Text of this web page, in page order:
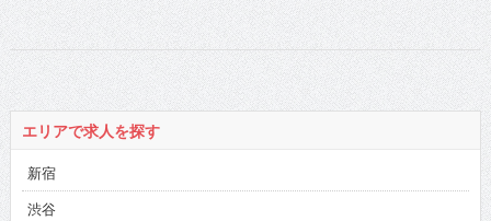
エリアで求人を探す
新宿
渋谷